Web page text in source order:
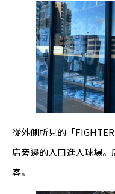
從外側所見的「
店旁邊的入口進入球場
客。